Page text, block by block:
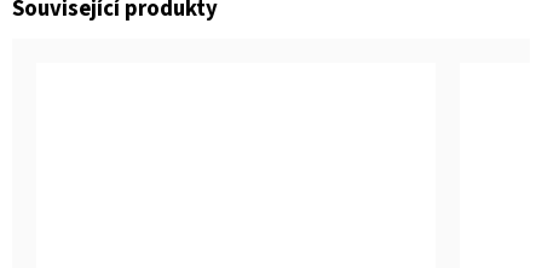
Související produkty